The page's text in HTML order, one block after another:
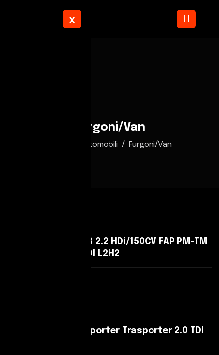
X
Furgoni/Van
Automobili Furgoni/Van
Peugeot Boxer 333 2.2 HDi/150CV FAP PM-TM
Combi Comfort HDI L2H2
Volkswagen Transporter Trasporter 2.0 TDI